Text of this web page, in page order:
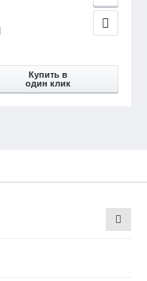
Купить в
один клик